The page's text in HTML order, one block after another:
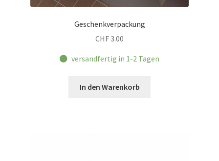
Geschenkverpackung
CHF3.00
versandfertig in 1-2 Tagen
In den Warenkorb